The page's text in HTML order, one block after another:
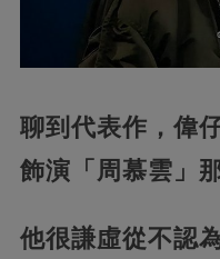
聊到代表作，偉
飾演「周慕雲」
他很謙虛從不認